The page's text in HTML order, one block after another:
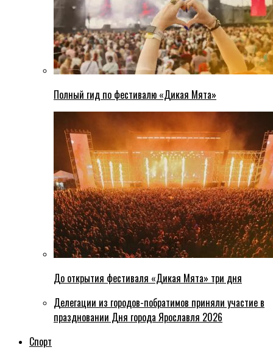
Полный гид по фестивалю «Дикая Мята»
До открытия фестиваля «Дикая Мята» три дня
Делегации из городов-побратимов приняли участие в
праздновании Дня города Ярославля 2026
Спорт